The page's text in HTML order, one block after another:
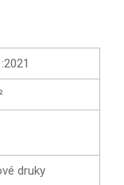
druky